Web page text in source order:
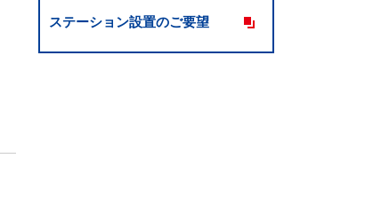
ステーション設置のご要望